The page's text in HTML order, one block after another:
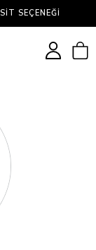
SEÇENEĞI